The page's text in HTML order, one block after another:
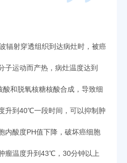
辐射穿透组织到达病灶时，被癌
子运动而产热，病灶温度达到
和脱氧核糖核酸合成，导致细
升到40℃一段时间，可以抑制肿
内酸度PH值下降，破坏癌细胞
瘤温度升到43℃，30分钟以上